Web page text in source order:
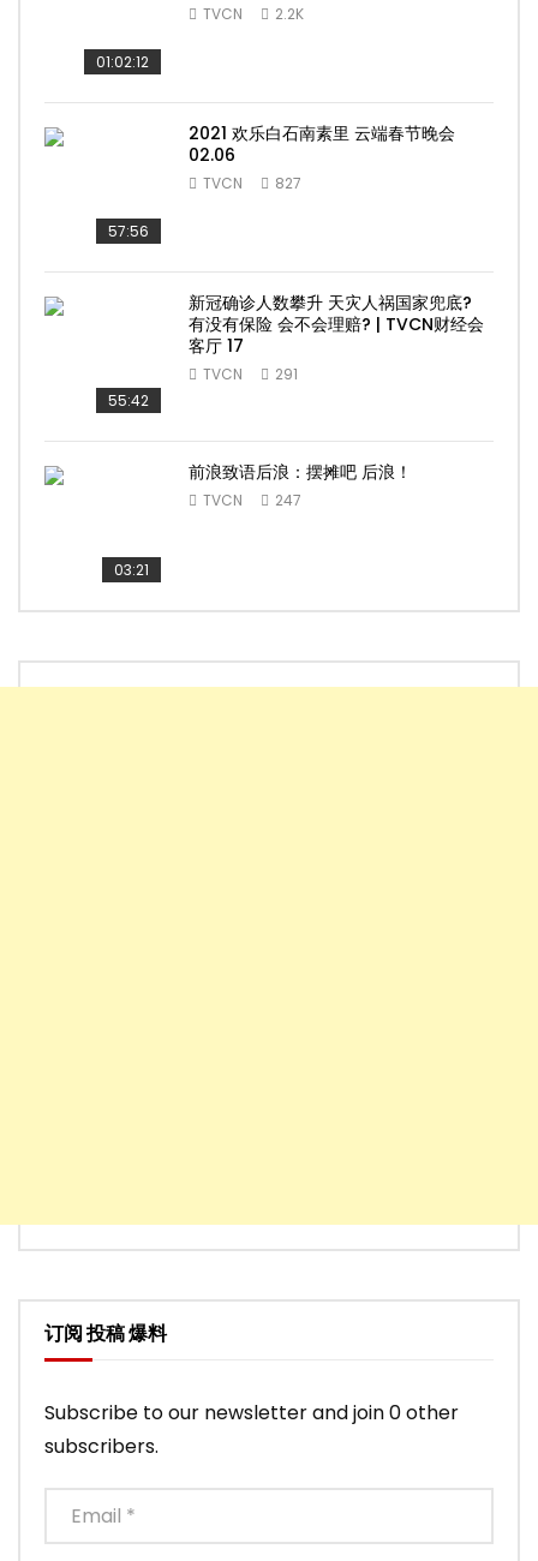
01:02:12
TVCN 2.2K
57:56
2021 欢乐白石南素里 云端春节晚会
02.06
TVCN 827
55:42
新冠确诊人数攀升 天灾人祸国家兜底?
有没有保险 会不会理赔? | TVCN财经会
客厅 17
TVCN 291
03:21
前浪致语后浪：摆摊吧 后浪！
TVCN 247
订阅 投稿 爆料
Subscribe to our newsletter and join 0 other
subscribers.